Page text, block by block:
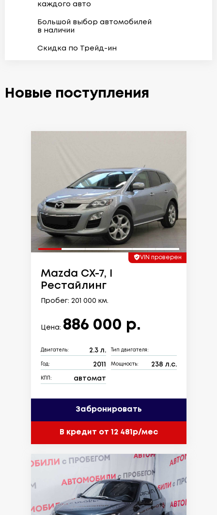
каждого авто
Большой выбор автомобилей
в наличии
Скидка по Трейд-ин
Новые поступления
VIN проверен
Mazda CX-7, I
Рестайлинг
Пробег: 201 000 км.
Цена: 886 000 р.
Двигатель: 2.3 л. Тип двигателя:
Год: 2011 Мощность: 238 л.с.
КПП: автомат
Забронировать
В кредит от 12 481р/мес